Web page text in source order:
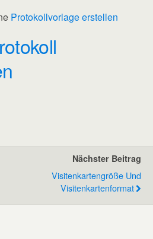
Protokollvorlage erstellen
Nächster Beitrag
Visitenkartengröße Und
Visitenkartenformat